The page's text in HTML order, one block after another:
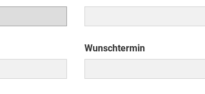
Wunschtermin